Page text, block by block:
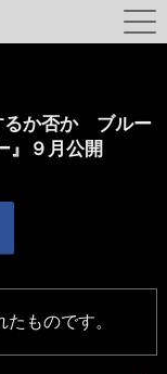
るか否か ブルー
』９月公開
ものです。